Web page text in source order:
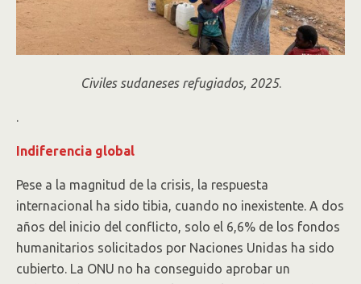
Civiles sudaneses refugiados, 2025.
.
Indiferencia global
Pese a la magnitud de la crisis, la respuesta
internacional ha sido tibia, cuando no inexistente. A dos
años del inicio del conflicto, solo el 6,6% de los fondos
humanitarios solicitados por Naciones Unidas ha sido
cubierto. La ONU no ha conseguido aprobar un